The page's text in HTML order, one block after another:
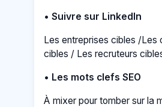
•Suivre sur LinkedIn
Les entreprises cibles /Les
cibles / Les recruteurs
• Les mots clefs SEO
À mixer pour tomber sur la